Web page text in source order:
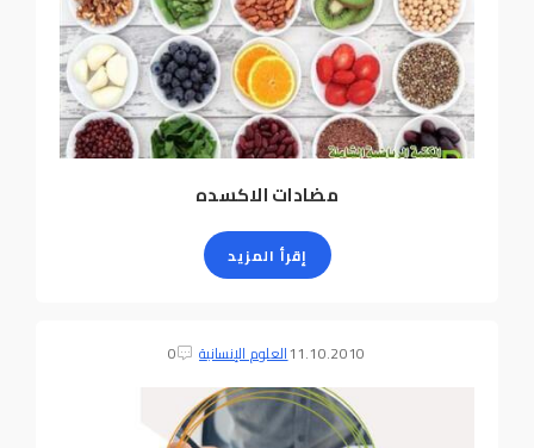
مضادات الاكسده
إقرأ المزيد
11.10.2010العلوم الإنسانية 0